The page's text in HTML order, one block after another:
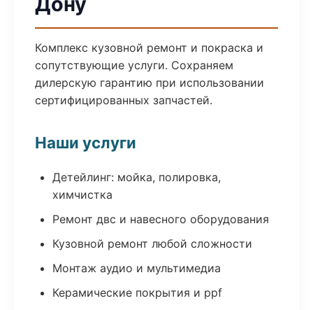
Комплекс кузовной ремонт и покраска и
сопутствующие услуги. Сохраняем
дилерскую гарантию при использовании
сертифицированных запчастей.
Наши услуги
Детейлинг: мойка, полировка,
химчистка
Ремонт двс и навесного оборудования
Кузовной ремонт любой сложности
Монтаж аудио и мультимедиа
Керамические покрытия и ppf